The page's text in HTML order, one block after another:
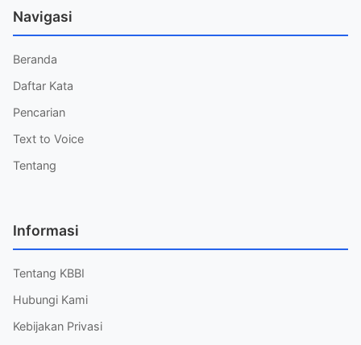
Navigasi
Beranda
Daftar Kata
Pencarian
Text to Voice
Tentang
Informasi
Tentang KBBI
Hubungi Kami
Kebijakan Privasi